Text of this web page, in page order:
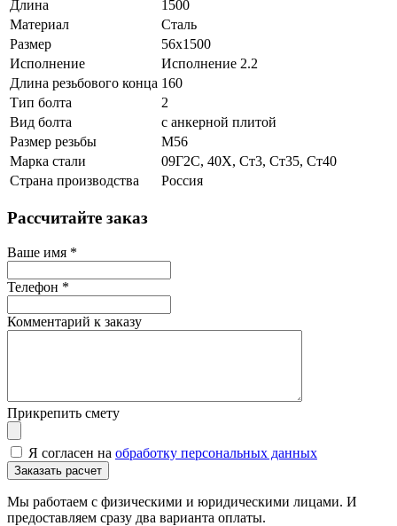
Длина
1500
Материал
Сталь
Размер
56х1500
Исполнение
Исполнение 2.2
Длина резьбового конца 160
Тип болта
2
Вид болта
с анкерной плитой
Размер резьбы
М56
Марка стали
09Г2С, 40Х, Ст3, Ст35, Ст40
Страна производства
Россия
Рассчитайте заказ
Ваше имя *
Телефон *
Комментарий к заказу
Прикрепить смету
Я согласен на обработку персональных данных
Мы работаем с физическими и юридическими лицами. И
предоставляем сразу два варианта оплаты.